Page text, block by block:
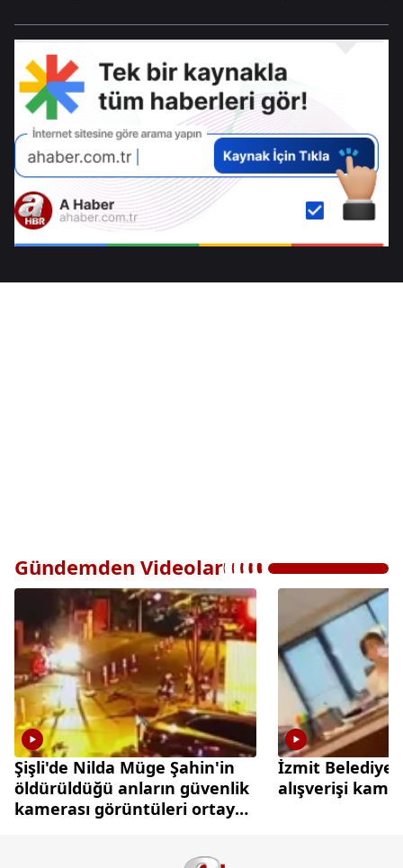
Gündemden Videolar
Şişli'de Nilda Müge Şahin'in
öldürüldüğü anların güvenlik
kamerası görüntüleri ortaya
İzmit
alışverişi